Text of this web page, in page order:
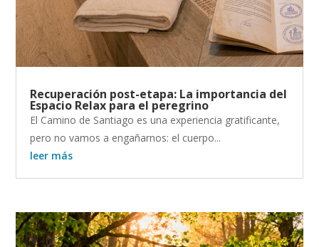
Recuperación post-etapa: La importancia del
Espacio Relax para el peregrino
El Camino de Santiago es una experiencia gratificante,
pero no vamos a engañarnos: el cuerpo...
leer más